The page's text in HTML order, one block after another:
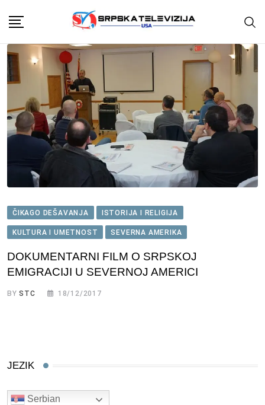
content
ČIKAGO DEŠAVANJA ISTORIJA I RELIGIJA
KULTURA I UMETNOST SEVERNA AMERIKA
DOKUMENTARNI FILM O SRPSKOJ
EMIGRACIJI U SEVERNOJ AMERICI
BYSTC 18/12/2017
JEZIK
Serbian